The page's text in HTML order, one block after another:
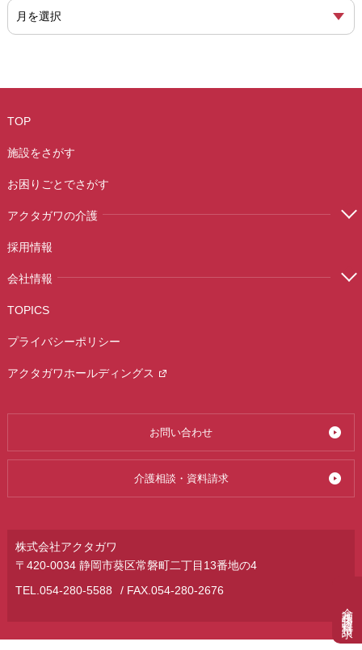
介護相談・資料請求
TOP
施設をさがす
お困りごとでさがす
アクタガワの介護
採用情報
会社情報
お問い合わせ
TOPICS
介護相談・資料請求
プライバシーポリシー
アクタガワホールディングス
株式会社アクタガワ
〒420-0034 静岡市葵区常磐町二丁目13番地の4
TEL.054-280-5588 / FAX.054-280-2676